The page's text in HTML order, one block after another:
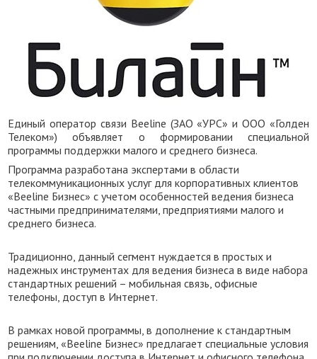
Единый оператор связи Beeline (ЗАО «УРС» и ООО «Голден
Телеком») объявляет о формировании специальной
программы поддержки малого и среднего бизнеса.
Программа разработана экспертами в области
телекоммуникационных услуг для корпоративных клиентов
«Beeline Бизнес» с учетом особенностей ведения бизнеса
частными предпринимателями, предприятиями малого и
среднего бизнеса.
Традиционно, данный сегмент нуждается в простых и
надежных инструментах для ведения бизнеса в виде набора
стандартных решений – мобильная связь, офисные
телефоны, доступ в Интернет.
В рамках новой программы, в дополнение к стандартным
решениям, «Beeline Бизнес» предлагает специальные условия